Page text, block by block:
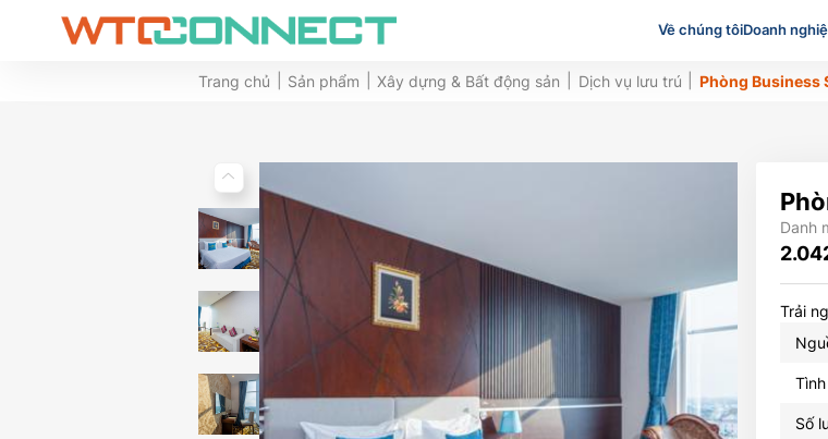
Về chúng tôiDoanh
Trang chủ Sản phẩm Xây dựng & Bất động sản Dịch vụ lưu trú Phòng Business
Danh
Trải
Số